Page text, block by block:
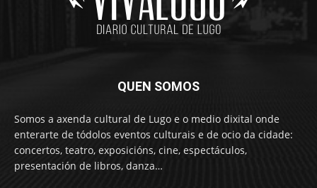
QUEN SOMOS
Somos a axenda cultural de Lugo e o medio dixital onde
enterarte de tódolos eventos culturais e de ocio da cidade:
concertos, teatro, exposicións, cine, espectáculos,
presentación de libros, danza…